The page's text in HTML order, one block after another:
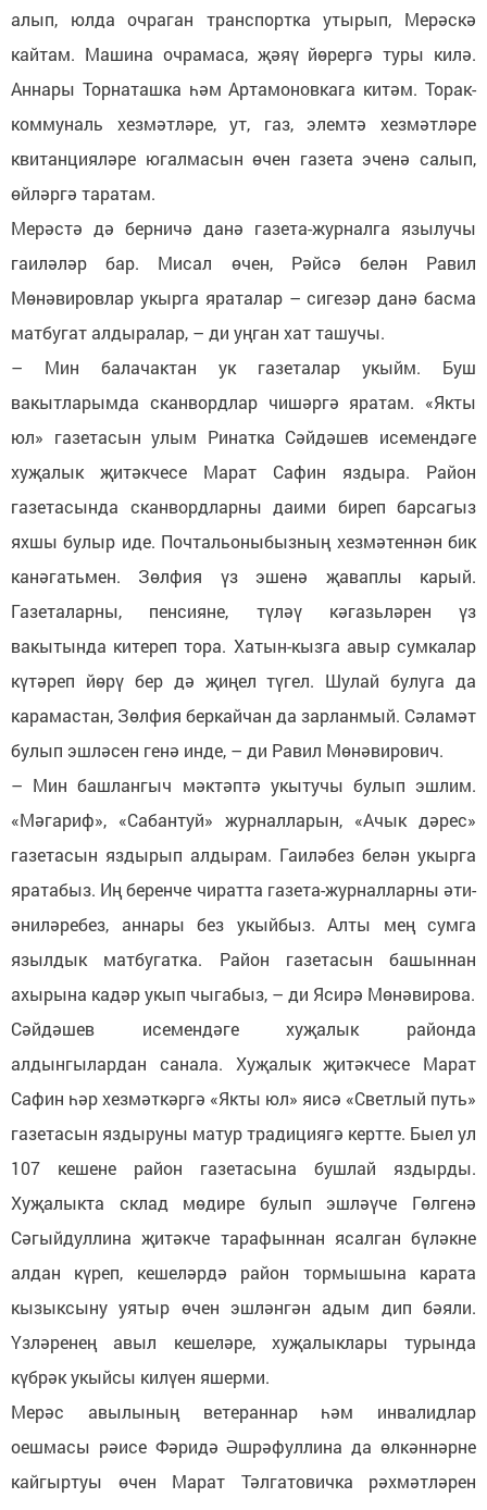
алып, юлда очраган транспортка утырып, Мерәскә
кайтам. Машина очрамаса, җәяү йөрергә туры килә.
Аннары Торнаташка һәм Артамоновкага китәм. Торак-
коммуналь хезмәтләре, ут, газ, элемтә хезмәтләре
квитанцияләре югалмасын өчен газета эченә салып,
өйләргә таратам.
Мерәстә дә берничә данә газета-журналга язылучы
гаиләләр бар. Мисал өчен, Рәйсә белән Равил
Мөнәвировлар укырга яраталар – сигезәр данә басма
матбугат алдыралар, – ди уңган хат ташучы.
– Мин балачактан ук газеталар укыйм. Буш
вакытларымда сканвордлар чишәргә яратам. «Якты
юл» газетасын улым Ринатка Сәйдәшев исемендәге
хуҗалык җитәкчесе Марат Сафин яздыра. Район
газетасында сканвордларны даими биреп барсагыз
яхшы булыр иде. Почтальоныбызның хезмәтеннән бик
канәгатьмен. Зөлфия үз эшенә җаваплы карый.
Газеталарны, пенсияне, түләү кәгазьләрен үз
вакытында китереп тора. Хатын-кызга авыр сумкалар
күтәреп йөрү бер дә җиңел түгел. Шулай булуга да
карамастан, Зөлфия беркайчан да зарланмый. Сәламәт
булып эшләсен генә инде, – ди Равил Мөнәвирович.
– Мин башлангыч мәктәптә укытучы булып эшлим.
«Мәгариф», «Сабантуй» журналларын, «Ачык дәрес»
газетасын яздырып алдырам. Гаиләбез белән укырга
яратабыз. Иң беренче чиратта газета-журналларны әти-
әниләребез, аннары без укыйбыз. Алты мең сумга
язылдык матбугатка. Район газетасын башыннан
ахырына кадәр укып чыгабыз, – ди Ясирә Мөнәвирова.
Сәйдәшев исемендәге хуҗалык районда
алдынгылардан санала. Хуҗалык җитәкчесе Марат
Сафин һәр хезмәткәргә «Якты юл» яисә «Светлый путь»
газетасын яздыруны матур традициягә кертте. Быел ул
107 кешене район газетасына бушлай яздырды.
Хуҗалыкта склад мөдире булып эшләүче Гөлгенә
Сәгыйдуллина җитәкче тарафыннан ясалган бүләкне
алдан күреп, кешеләрдә район тормышына карата
кызыксыну уятыр өчен эшләнгән адым дип бәяли.
Үзләренең авыл кешеләре, хуҗалыклары турында
күбрәк укыйсы килүен яшерми.
Мерәс авылының ветераннар һәм инвалидлар
оешмасы рәисе Фәридә Әшрәфуллина да өлкәннәрне
кайгыртуы өчен Марат Тәлгатовичка рәхмәтләрен